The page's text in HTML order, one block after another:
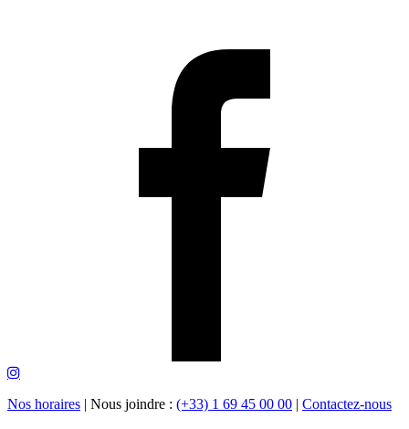
Nos horaires | Nous joindre : (+33) 1 69 45 00 00 | Contactez-nous